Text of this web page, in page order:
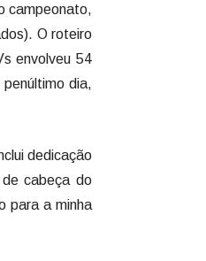
campeonato,
O roteiro
envolveu 54
dia,
dedicação
cabeça do
para a minha